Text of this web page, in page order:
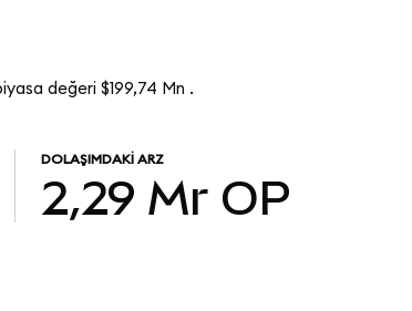
değeri $199,74 Mn .
DOLAŞIMDAKI ARZ
2,29 Mr OP